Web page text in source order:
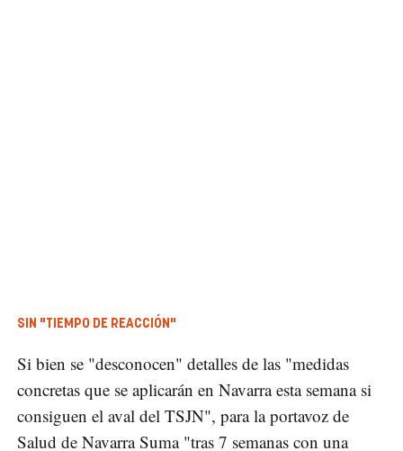
SIN "TIEMPO DE REACCIÓN"
Si bien se "desconocen" detalles de las "medidas
concretas que se aplicarán en Navarra esta semana si
consiguen el aval del TSJN", para la portavoz de
Salud de Navarra Suma "tras 7 semanas con una